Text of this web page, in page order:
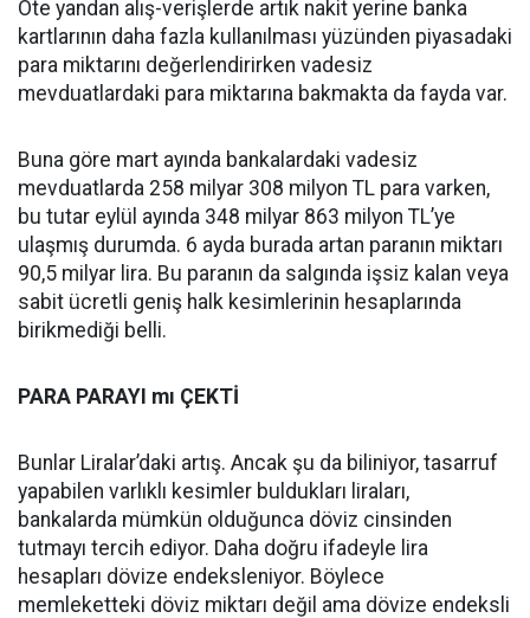
Öte yandan alış-verişlerde artık nakit yerine banka
kartlarının daha fazla kullanılması yüzünden piyasadaki
para miktarını değerlendirirken vadesiz
mevduatlardaki para miktarına bakmakta da fayda var.
Buna göre mart ayında bankalardaki vadesiz
mevduatlarda 258 milyar 308 milyon TL para varken,
bu tutar eylül ayında 348 milyar 863 milyon TL’ye
ulaşmış durumda. 6 ayda burada artan paranın miktarı
90,5 milyar lira. Bu paranın da salgında işsiz kalan veya
sabit ücretli geniş halk kesimlerinin hesaplarında
birikmediği belli.
PARA PARAYI mı ÇEKTİ
Bunlar Liralar’daki artış. Ancak şu da biliniyor, tasarruf
yapabilen varlıklı kesimler buldukları liraları,
bankalarda mümkün olduğunca döviz cinsinden
tutmayı tercih ediyor. Daha doğru ifadeyle lira
hesapları dövize endeksleniyor. Böylece
memleketteki döviz miktarı değil ama dövize endeksli